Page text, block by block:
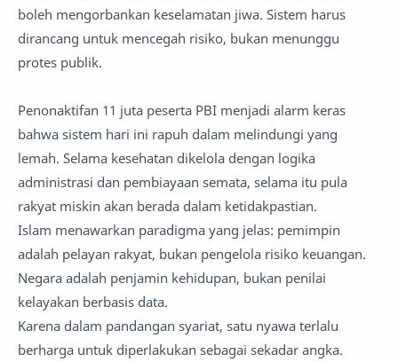
boleh mengorbankan keselamatan jiwa. Sistem harus
dirancang untuk mencegah risiko, bukan menunggu
protes publik.
Penonaktifan 11 juta peserta PBI menjadi alarm keras
bahwa sistem hari ini rapuh dalam melindungi yang
lemah. Selama kesehatan dikelola dengan logika
administrasi dan pembiayaan semata, selama itu pula
rakyat miskin akan berada dalam ketidakpastian.
Islam menawarkan paradigma yang jelas: pemimpin
adalah pelayan rakyat, bukan pengelola risiko keuangan.
Negara adalah penjamin kehidupan, bukan penilai
kelayakan berbasis data.
Karena dalam pandangan syariat, satu nyawa terlalu
berharga untuk diperlakukan sebagai sekadar angka.